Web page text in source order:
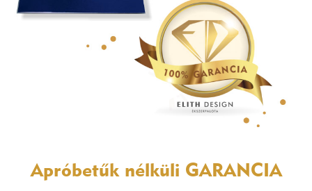
Apróbetűk nélküli GARANCIA